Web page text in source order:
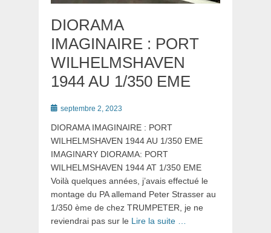
DIORAMA
IMAGINAIRE : PORT
WILHELMSHAVEN
1944 AU 1/350 EME
Postéseptembre 2, 2023
DIORAMA IMAGINAIRE : PORT
WILHELMSHAVEN 1944 AU 1/350 EME
IMAGINARY DIORAMA: PORT
WILHELMSHAVEN 1944 AT 1/350 EME
Voilà quelques années, j’avais effectué le
montage du PA allemand Peter Strasser au
1/350 ème de chez TRUMPETER, je ne
reviendrai pas sur le Lire la suite …